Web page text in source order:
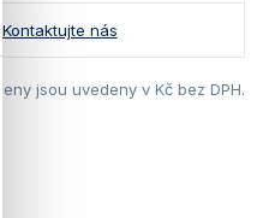
Kontaktujte nás
Ceny jsou uvedeny v Kč bez DPH.